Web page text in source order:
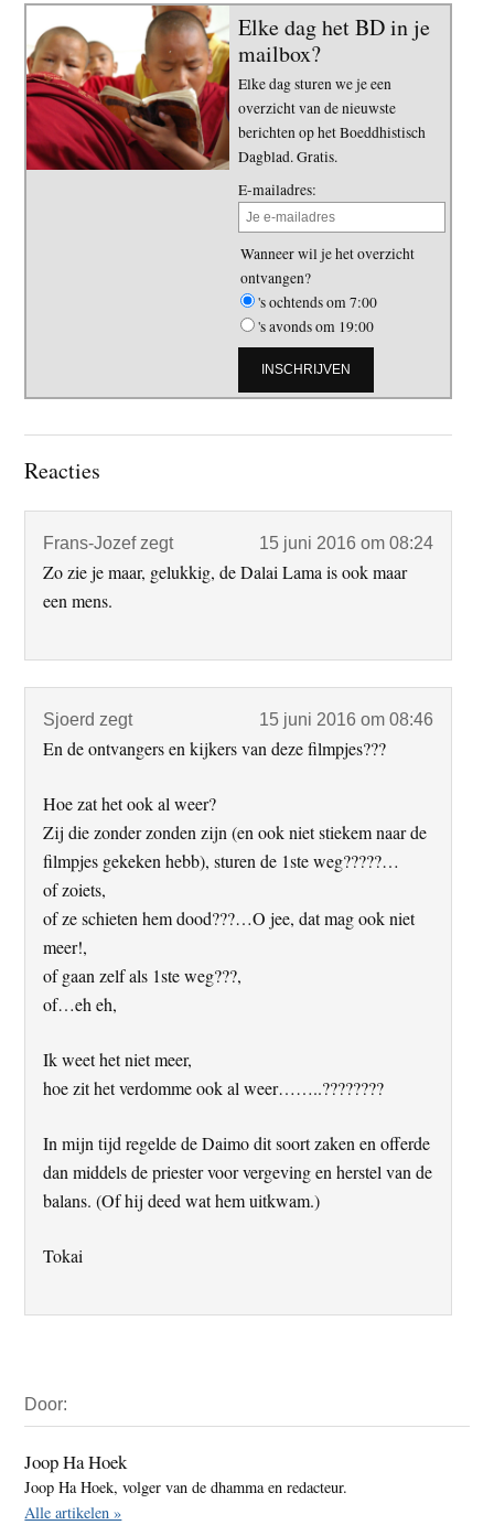
Elke dag het BD in je
mailbox?
Elke dag sturen we je een
overzicht van de nieuwste
berichten op het Boeddhistisch
Dagblad. Gratis.
E-mailadres:
Wanneer wil je het overzicht
ontvangen?
's ochtends om 7:00
's avonds om 19:00
Lees
Reacties
Frans-Jozef zegt 15 juni 2016 om 08:24
Zo zie je maar, gelukkig, de Dalai Lama is ook maar
een mens.
Sjoerd zegt 15 juni 2016 om 08:46
En de ontvangers en kijkers van deze filmpjes???
Hoe zat het ook al weer?
Zij die zonder zonden zijn (en ook niet stiekem naar de
filmpjes gekeken hebb), sturen de 1ste weg?????…
of zoiets,
of ze schieten hem dood???…O jee, dat mag ook niet
meer!,
of gaan zelf als 1ste weg???,
of…eh eh,
Ik weet het niet meer,
hoe zit het verdomme ook al weer……..????????
In mijn tijd regelde de Daimo dit soort zaken en offerde
dan middels de priester voor vergeving en herstel van de
balans. (Of hij deed wat hem uitkwam.)
Tokai
Sidebar
Door:
Joop Ha Hoek
Joop Ha Hoek, volger van de dhamma en redacteur.
Alle artikelen »